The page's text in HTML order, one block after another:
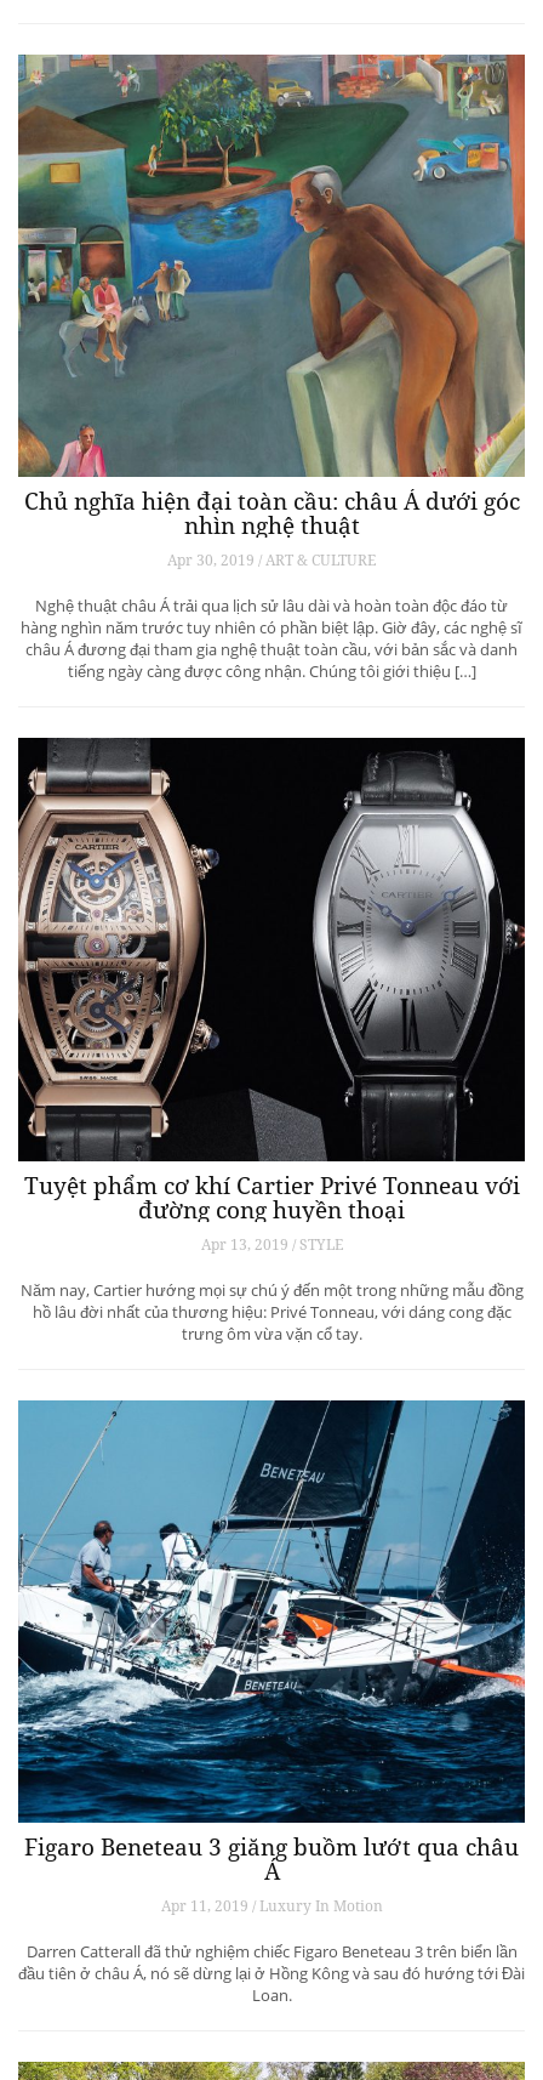
Chủ nghĩa hiện đại toàn cầu: châu Á dưới góc
nhìn nghệ thuật
Apr 30, 2019 / ART & CULTURE
Nghệ thuật châu Á trải qua lịch sử lâu dài và hoàn toàn độc đáo từ
hàng nghìn năm trước tuy nhiên có phần biệt lập. Giờ đây, các nghệ sĩ
châu Á đương đại tham gia nghệ thuật toàn cầu, với bản sắc và danh
tiếng ngày càng được công nhận. Chúng tôi giới thiệu […]
Tuyệt phẩm cơ khí Cartier Privé Tonneau với
đường cong huyền thoại
Apr 13, 2019 / STYLE
Năm nay, Cartier hướng mọi sự chú ý đến một trong những mẫu đồng
hồ lâu đời nhất của thương hiệu: Privé Tonneau, với dáng cong đặc
trưng ôm vừa vặn cổ tay.
Figaro Beneteau 3 giăng buồm lướt qua châu
Á
Apr 11, 2019 / Luxury In Motion
Darren Catterall đã thử nghiệm chiếc Figaro Beneteau 3 trên biển lần
đầu tiên ở châu Á, nó sẽ dừng lại ở Hồng Kông và sau đó hướng tới Đài
Loan.